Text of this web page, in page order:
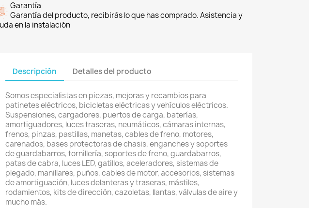
Garantía
Garantía del producto, recibirás lo que has comprado. Asistencia y
en la instalación
Descripción Detalles del producto
Somos especialistas en piezas, mejoras y recambios para
patinetes eléctricos, bicicletas eléctricas y vehículos eléctricos.
Suspensiones, cargadores, puertos de carga, baterías,
amortiguadores, luces traseras, neumáticos, cámaras internas,
frenos, pinzas, pastillas, manetas, cables de freno, motores,
carenados, bases protectoras de chasis, enganches y soportes
de guardabarros, tornillería, soportes de freno, guardabarros,
patas de cabra, luces LED, gatillos, aceleradores, sistemas de
plegado, manillares, puños, cables de motor, accesorios, sistemas
de amortiguación, luces delanteras y traseras, mástiles,
rodamientos, kits de dirección, cazoletas, llantas, válvulas de aire y
mucho más.